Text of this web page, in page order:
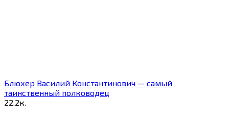
Блюхер Василий Константинович — самый
таинственный полководец
22.2к.